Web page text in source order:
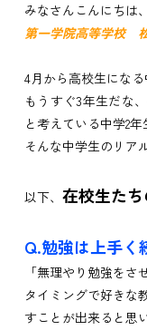
みなさんこんにちは、
第一学院高等学校
4月から高校生になる
もうすぐ3年生だな
と考えている中学2年
そんな中学生のリア
以下、 在校生た
Q.勉強は上手く
「無理やり勉強を
タイミングで好きな
すことが出来ると思